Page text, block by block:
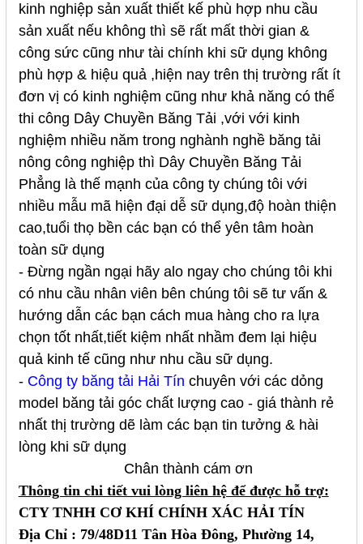
kinh nghiệp sản xuất thiết kế phù hợp nhu cầu
sản xuất nếu không thì sẽ rất mất thời gian &
công sức cũng như tài chính khi sữ dụng không
phù hợp & hiệu quả ,hiện nay trên thị trường rất ít
đơn vị có kinh nghiệm cũng như khả năng có thể
thi công Dây Chuyền Băng Tải ,với với kinh
nghiệm nhiều năm trong nghành nghề băng tải
nông công nghiệp thì Dây Chuyền Băng Tải
Phẳng là thế mạnh của công ty chúng tôi với
nhiều mẫu mã hiện đại dễ sữ dụng,độ hoàn thiện
cao,tuổi thọ bền các bạn có thể yên tâm hoàn
toàn sữ dụng
- Đừng ngần ngại hãy alo ngay cho chúng tôi khi
có nhu cầu nhân viên bên chúng tôi sẽ tư vấn &
hướng dẫn các bạn cách mua hàng cho ra lựa
chọn tốt nhất,tiết kiệm nhất nhầm đem lại hiệu
quả kinh tế cũng như nhu cầu sữ dụng.
- Công ty băng tải Hải Tín chuyên với các dỏng
model băng tải góc chất lượng cao - giá thành rẻ
nhất thị trường dẽ làm các bạn tin tưởng & hài
lòng khi sữ dụng
Chân thành cám ơn
Thông tin chi tiết vui lòng liên hệ để được hỗ trợ:
CTY TNHH CƠ KHÍ CHÍNH XÁC HẢI TÍN
Địa Chỉ : 79/48D11 Tân Hòa Đông, Phường 14,